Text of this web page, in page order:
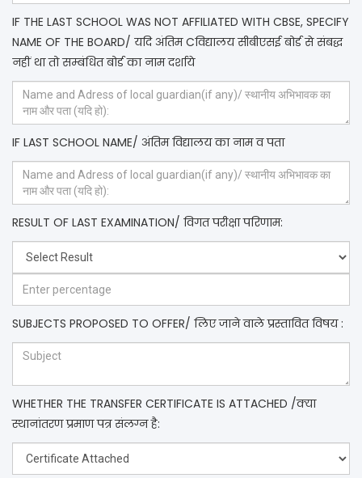
IF THE LAST SCHOOL WAS NOT AFFILIATED WITH CBSE, SPECIFY
NAME OF THE BOARD/ यदि अंतिम Cविद्यालय सीबीएसई बोर्ड से संबद्ध
नहीं था तो सम्बंधित बोर्ड का नाम दर्शाये
IF LAST SCHOOL NAME/ अंतिम विद्यालय का नाम व पता
RESULT OF LAST EXAMINATION/ विगत परीक्षा परिणाम:
SUBJECTS PROPOSED TO OFFER/ लिए जाने वाले प्रस्तावित विषय :
WHETHER THE TRANSFER CERTIFICATE IS ATTACHED /क्या
स्थानांतरण प्रमाण पत्र संलग्न है: